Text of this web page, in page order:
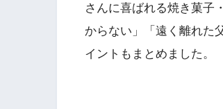
さんに喜ばれる焼き菓子
からない」「遠く離れた
イントもまとめました。